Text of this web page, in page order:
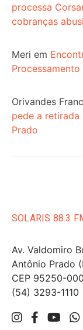
processa
cobranças
Meri em
Orivandes
pede a
Prado
SOLARIS 88.3
Av. Valdomiro
Antônio Prado
CEP 95250-000
(54) 3293-1110